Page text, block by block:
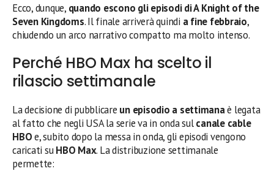
Ecco, dunque, quando escono gli episodi di A Knight of the
Seven Kingdoms. Il finale arriverà quindi a fine febbraio,
chiudendo un arco narrativo compatto ma molto intenso.
Perché HBO Max ha scelto il
rilascio settimanale
La decisione di pubblicare un episodio a settimanaè legata
al fatto che negli USA la serie va in onda sulcanale cable
HBOe, subito dopo la messa in onda, gli episodi vengono
caricati suHBO Max. La distribuzione settimanale
permette: